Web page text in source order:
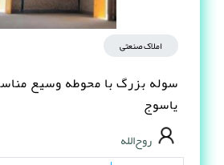
املاک صنعتی
سوله بزرگ با محوطه وسیع
یاسوج
روح‌الله